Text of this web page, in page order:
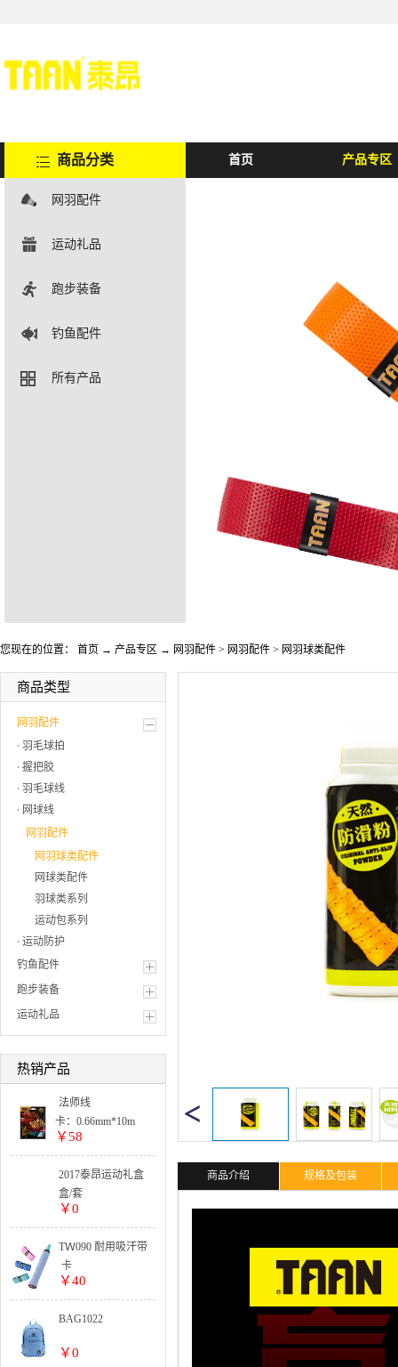
商品分类
网羽配件
运动礼品
跑步装备
钓鱼配件
所有产品
首页 产品专区
您现在的位置： 首页 → 产品专区 → 网羽配件 > 网羽配件 > 网羽球类配件
商品类型
网羽配件
羽毛球拍
握把胶
羽毛球线
网球线
网羽配件
网羽球类配件
网球类配件
羽球类系列
运动包系列
运动防护
钓鱼配件
跑步装备
运动礼品
热销产品
法师线
卡：0.66mm*10m
单色:
5卡起订
整盒:
25卡出货
￥58
2017泰昂运动礼盒
套装系列
盒/套
￥0
TＷ090 耐用吸汗带
卡
￥40
BAG1022
￥0
商品介绍 规格及包装